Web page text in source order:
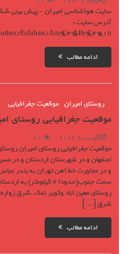
سایت هواشناسی امیران – پيش بينى شش
آدرس سایت :
Esfahan/Am%C4%ABr%C4%81n
ادامه مطالب
موقعیت جغرافیایی روستای
روستای امیران موقعیت جغرافیایی
آگوست 8, 2012 20
موقعیت جغرافیایی روستای امیران روستای
اصفهان و در شهرستان اردستان و در
و در مجاورت خط اهن تهران به بندر
سمت جنوب(حدودا 7 کیلومتر) به
شرق […]
ادامه مطالب